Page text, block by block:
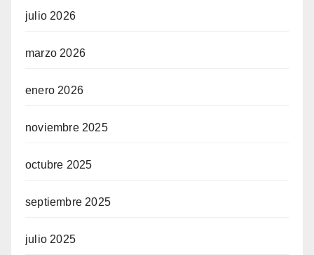
julio 2026
marzo 2026
enero 2026
noviembre 2025
octubre 2025
septiembre 2025
julio 2025